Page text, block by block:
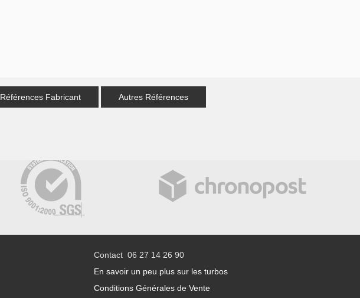
Références Fabricant Autres Références
Contact 06 27 14 26 90
En savoir un peu plus sur les turbos
Conditions Générales de Vente